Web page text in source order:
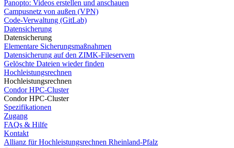
Panopto: Videos erstellen und anschauen
Campusnetz von außen (VPN)
Code-Verwaltung (GitLab)
Datensicherung
Datensicherung
Elementare Sicherungsmaßnahmen
Datensicherung auf den ZIMK-Fileservern
Gelöschte Dateien wieder finden
Hochleistungsrechnen
Hochleistungsrechnen
Condor HPC-Cluster
Condor HPC-Cluster
Spezifikationen
Zugang
FAQs & Hilfe
Kontakt
Allianz für Hochleistungsrechnen Rheinland-Pfalz